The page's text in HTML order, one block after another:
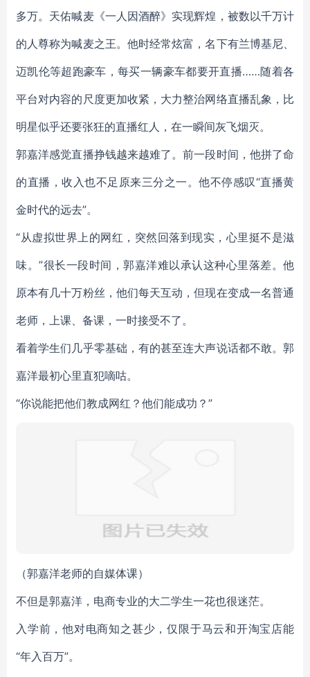
多万。天佑喊麦《一人因酒醉》实现辉煌，被数以千万计
的人尊称为喊麦之王。他时经常炫富，名下有兰博基尼、
迈凯伦等超跑豪车，每买一辆豪车都要开直播……随着各
平台对内容的尺度更加收紧，大力整治网络直播乱象，比
明星似乎还要张狂的直播红人，在一瞬间灰飞烟灭。
郭嘉洋感觉直播挣钱越来越难了。前一段时间，他拼了命
的直播，收入也不足原来三分之一。他不停感叹“直播黄
金时代的远去”。
“从虚拟世界上的网红，突然回落到现实，心里挺不是滋
味。”很长一段时间，郭嘉洋难以承认这种心里落差。他
原本有几十万粉丝，他们每天互动，但现在变成一名普通
老师，上课、备课，一时接受不了。
看着学生们几乎零基础，有的甚至连大声说话都不敢。郭
嘉洋最初心里直犯嘀咕。
“你说能把他们教成网红？他们能成功？”
（郭嘉洋老师的自媒体课）
不但是郭嘉洋，电商专业的大二学生一花也很迷茫。
入学前，他对电商知之甚少，仅限于马云和开淘宝店能
“年入百万”。